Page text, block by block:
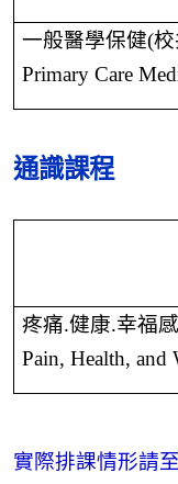
一般醫學保健(
Primary Care
通識課程
疼痛.健康.幸福感
Pain, Health, and
實際排課情形請至